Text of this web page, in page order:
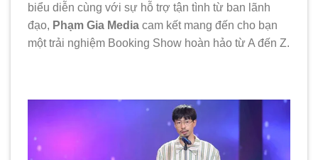
biểu diễn cùng với sự hỗ trợ tận tình từ ban lãnh
đạo, Phạm Gia Media cam kết mang đến cho bạn
một trải nghiệm Booking Show hoàn hảo từ A đến Z.